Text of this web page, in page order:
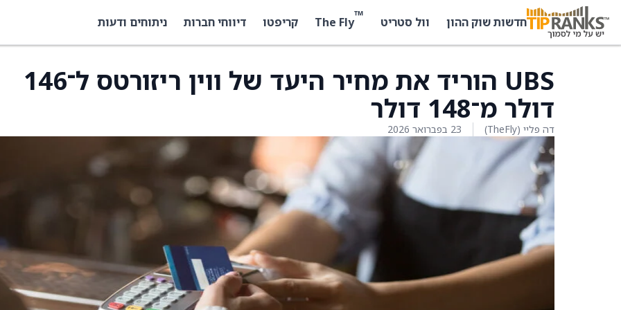
חדשות שוק ההון וול סטריט ™
The Fly קריפטו דיווחי חברות ניתוחים ודעות
UBS הוריד את מחיר היעד של ווין ריזורטס ל־146
דולר מ־148 דולר
דה פליי (TheFly) 23 בפברואר 2026